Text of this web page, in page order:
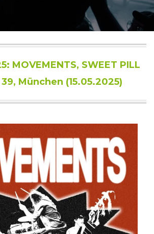
MOVEMENTS, SWEET PILL
39, München (15.05.2025)